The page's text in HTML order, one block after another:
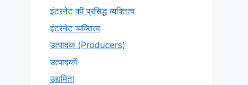
इंटरनेट की प्रसिद्ध व्यक्तित्व
इंटरनेट व्यक्तित्व
उत्पादक (Producers)
उत्पादकों
उद्यमिता